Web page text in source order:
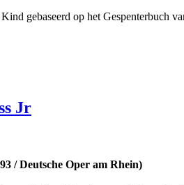
gebaseerd op het Gespenterbuch
Jr
/ Deutsche Oper am Rhein)